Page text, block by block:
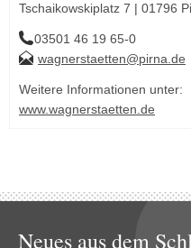
Tschaikowskiplatz 7 | 01796
03501 46 19 65-0
wagnerstaetten@pirna.de
Weitere Informationen unter:
www.wagnerstaetten.de
Neues aus dem